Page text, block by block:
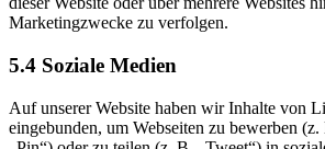
Marketingzwecke zu verfolgen.
5.4 Soziale Medien
Auf unserer Website haben wir Inhalte von
eingebunden, um Webseiten zu bewerben